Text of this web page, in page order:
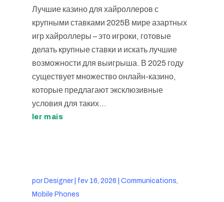
Лучшие казино для хайроллеров с
крупными ставками 2025В мире азартных
игр хайроллеры – это игроки, готовые
делать крупные ставки и искать лучшие
возможности для выигрыша. В 2025 году
существует множество онлайн-казино,
которые предлагают эксклюзивные
условия для таких...
ler mais
por Designer| fev 16, 2026
Communications,
Mobile Phones